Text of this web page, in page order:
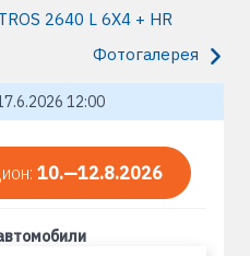
Фотогалерея
12:00
10.—12.8.2026